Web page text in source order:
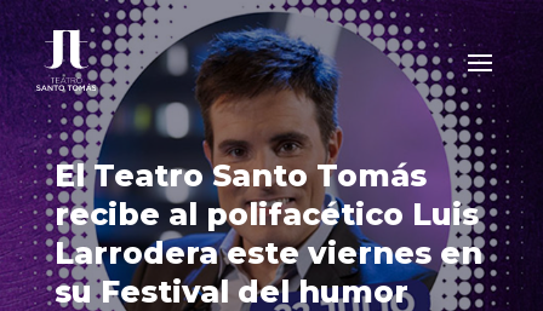
El Teatro Santo Tomás
recibe al polifacético Luis
Larrodera este viernes en
su Festival del humor